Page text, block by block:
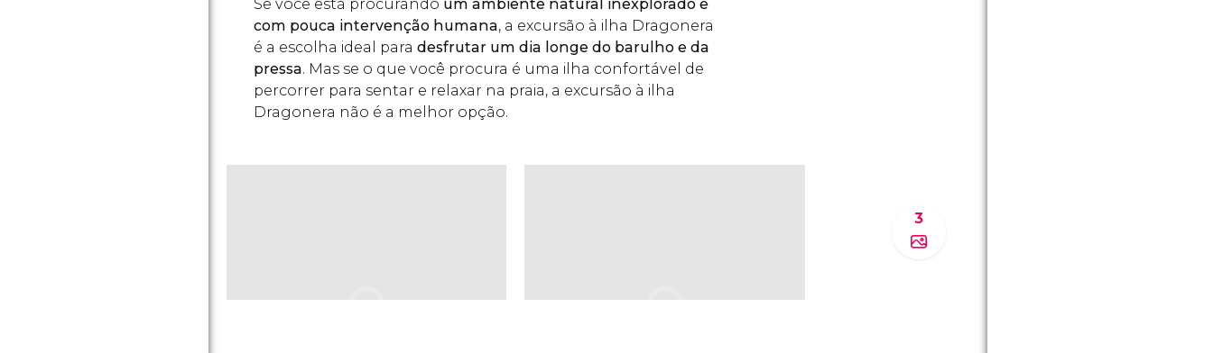
Se você está procurando um ambiente natural inexplorado e
com pouca intervenção humana, a excursão à ilha Dragonera
é a escolha ideal para desfrutar um dia longe do barulho e da
pressa. Mas se o que você procura é uma ilha confortável de
percorrer para sentar e relaxar na praia, a excursão à ilha
Dragonera não é a melhor opção.
3